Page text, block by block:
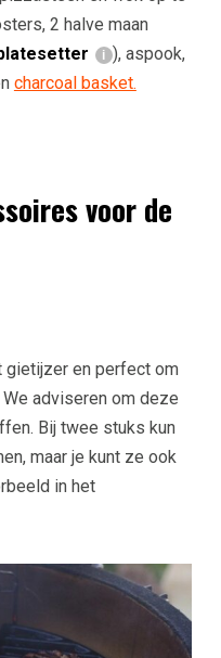
2 halve maan
), aspook,
charcoal basket.
voor de
gietijzer en perfect om
adviseren om deze
Bij twee stuks kun
maar je kunt ze ook
in het